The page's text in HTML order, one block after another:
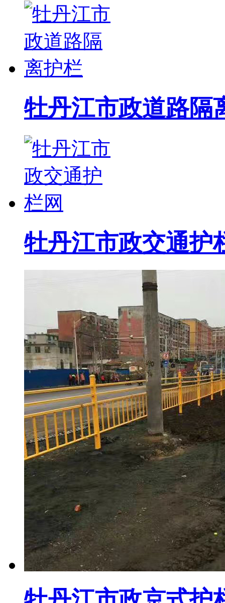
牡丹江市政道路隔
牡丹江市政交通护